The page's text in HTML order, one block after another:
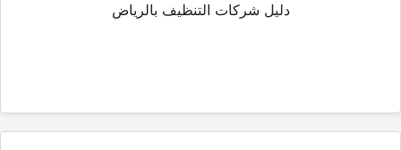
دليل شركات التنظيف بالرياض